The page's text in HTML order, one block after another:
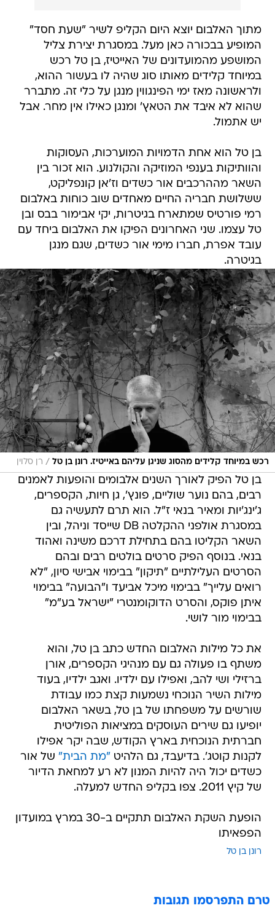
מתוך האלבום יוצא היום הקליפ לשיר "שעת חסד"
המופיע בבכורה כאן מעל. במסגרת יצירת צליל
המושפע מהמועדונים של האייטיז, בן טל רכש
במיוחד קלידים מאותו סוג שהיה לו בעשור ההוא,
ולראשונה מאז ימי הפינגווין מנגן על כלי זה. מתברר
שהוא לא איבד את הטאץ' ומנגן כאילו אין מחר. אבל
יש אתמול.
בן טל הוא אחת הדמויות המוערכות, העסוקות
והוותיקות בענפי המוזיקה והקולנוע. הוא זכור בין
השאר מההרכבים אור כשדים וז'אן קונפליקט,
ששלושת חבריה החיים מאחדים שוב כוחות באלבום 
רמי פורטיס שמתארח בגיטרות, יקי אבימור בבס ובן
טל עצמו. שני האחרונים הפיקו את האלבום ביחד עם
עובד אפרת, חברו מימי אור כשדים, שגם מנגן
בגיטרה.
רכש במיוחד קלידים מהסוג שניגן עליהם באייטיז. רונן בן טל / רן סלוין
בן טל הפיק לאורך השנים אלבומים והופעות לאמנים
רבים, בהם נוער שוליים, פונץ', גן חיות, הקספרים,
ג'ינג'יות ומאיר בנאי ז"ל. הוא תרם לתעשיה גם
במסגרת אולפני ההקלטה DB שייסד וניהל, ובין
השאר הקליטו בהם בתחילת דרכם משינה ואהוד
בנאי. בנוסף הפיק סרטים בולטים רבים ובהם
הסרטים העלילתיים "תיקון" בבימוי אבישי סיון, "לא
רואים עלייך" בבימוי מיכל אביעד ו"הבועה" בבימוי
איתן פוקס, והסרט הדוקומנטרי "ישראל בע"מ"
בבימוי מור לושי.
את כל מילות האלבום החדש כתב בן טל, והוא
משתף בו פעולה גם עם מנהיגי הקספרים, אורן
ברזילי ושי להב, ואפילו עם ילדיו. ואגב ילדיו, בעוד
מילות השיר הנוכחי נשמעות קצת כמו עבודת
שורשים על משפחתו של בן טל, בשאר האלבום
יופיעו גם שירים העוסקים במציאות הפוליטית
חברתית הנוכחית בארץ הקודש, שבה יקר אפילו
לקנות קוטג'. בדיעבד, גם הלהיט "מת הבית" של אור
כשדים יכול היה להיות המנון לא רע למחאת הדיור
של קיץ 2011. צפו בקליפ החדש למעלה.
הופעת השקת האלבום תתקיים ב-30 במרץ במועדון
הפפאיתו
רונן בן טל
טרם התפרסמו תגובות